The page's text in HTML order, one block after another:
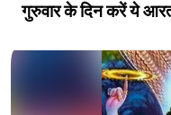
गुरुवार के दिन करें ये